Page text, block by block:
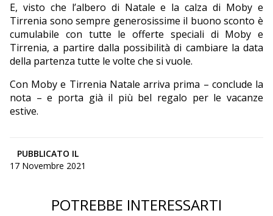
E, visto che l’albero di Natale e la calza di Moby e
Tirrenia sono sempre generosissime il buono sconto è
cumulabile con tutte le offerte speciali di Moby e
Tirrenia, a partire dalla possibilità di cambiare la data
della partenza tutte le volte che si vuole.
Con Moby e Tirrenia Natale arriva prima – conclude la
nota – e porta già il più bel regalo per le vacanze
estive.
PUBBLICATO IL
17 Novembre 2021
POTREBBE INTERESSARTI